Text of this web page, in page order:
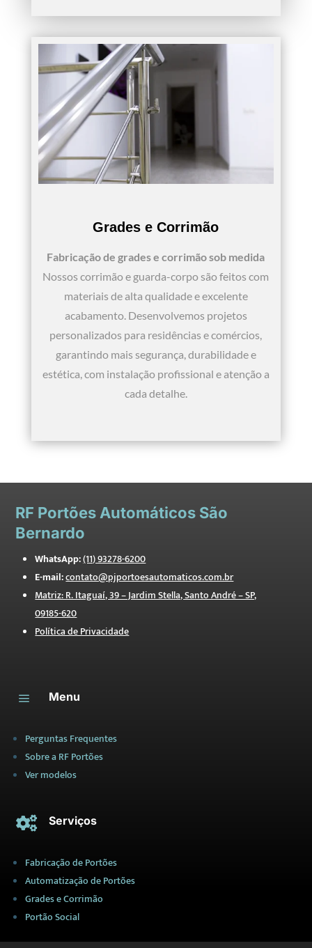
Grades e Corrimão
Fabricação de grades e corrimão sob medida
Nossos corrimão e guarda-corpo são feitos com
materiais de alta qualidade e excelente
acabamento. Desenvolvemos projetos
personalizados para residências e comércios,
garantindo mais segurança, durabilidade e
estética, com instalação profissional e atenção a
cada detalhe.
RF Portões Automáticos São
Bernardo
WhatsApp:(11) 93278-6200
E-mail:contato@pjportoesautomaticos.com.br
Matriz: R. Itaguaí, 39 – Jardim Stella, Santo André – SP,
09185-620
Política de Privacidade
a Menu
Perguntas Frequentes
Sobre a RF Portões
Ver modelos
 Serviços
Fabricação de Portões
Automatização de Portões
Grades e Corrimão
Portão Social